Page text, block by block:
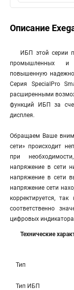
Описание
ИБП этой серии
промышленных и
повышенную
Серия SpecialPro
расширенными
функций ИБП за
дисплея.
Обращаем Ваше
сети» происходит
при
напряжение в сети
напряжение в сети
напряжение сети
корректируется,
соответственно
цифровых
Технические
Тип
Тип ИБП